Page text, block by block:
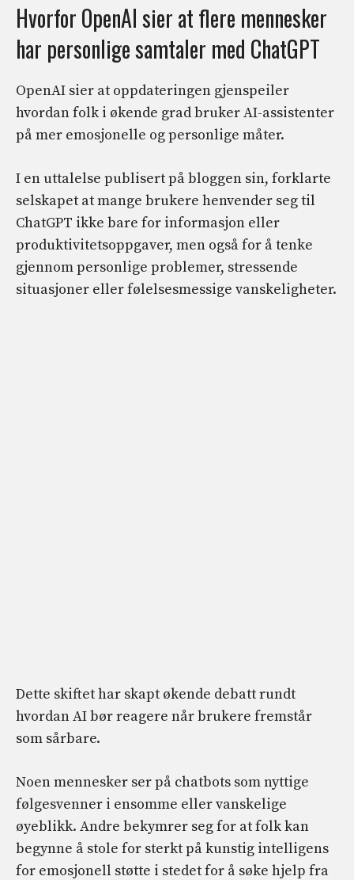
Hvorfor OpenAI sier at flere mennesker
har personlige samtaler med ChatGPT
OpenAI sier at oppdateringen gjenspeiler
hvordan folk i økende grad bruker AI-assistenter
på mer emosjonelle og personlige måter.
I en uttalelse publisert på bloggen sin, forklarte
selskapet at mange brukere henvender seg til
ChatGPT ikke bare for informasjon eller
produktivitetsoppgaver, men også for å tenke
gjennom personlige problemer, stressende
situasjoner eller følelsesmessige vanskeligheter.
Dette skiftet har skapt økende debatt rundt
hvordan AI bør reagere når brukere fremstår
som sårbare.
Noen mennesker ser på chatbots som nyttige
følgesvenner i ensomme eller vanskelige
øyeblikk. Andre bekymrer seg for at folk kan
begynne å stole for sterkt på kunstig intelligens
for emosjonell støtte i stedet for å søke hjelp fra